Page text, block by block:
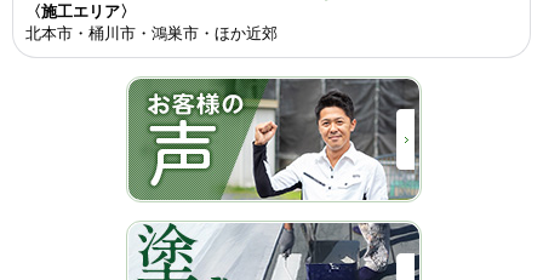
〈施工エリア〉
北本市・桶川市・鴻巣市・ほか近郊